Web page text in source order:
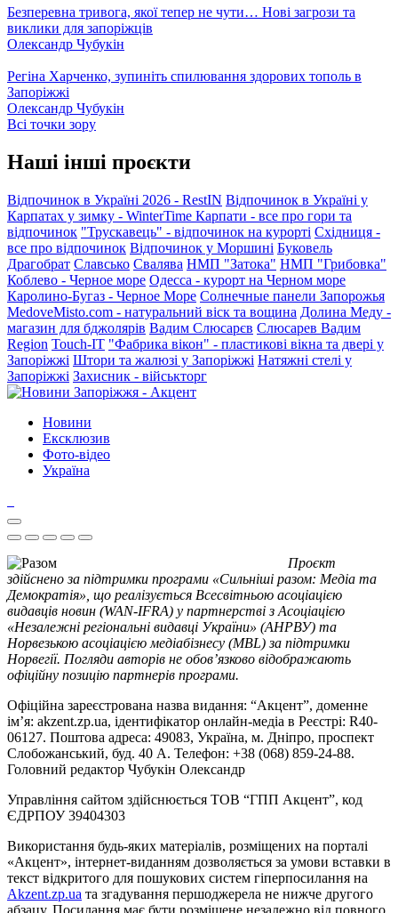
Безперевна тривога, якої тепер не чути… Нові загрози та
виклики для запоріжців
Олександр Чубукін
Регіна Харченко, зупиніть спилювання здорових тополь в
Запоріжжі
Олександр Чубукін
Всі точки зору
Наші інші проєкти
Відпочинок в Україні 2026 - RestIN Відпочинок в Україні у
Карпатах у зимку - WinterTime Карпати - все про гори та
відпочинок "Трускавець" - відпочинок на курорті Східниця -
все про відпочинок Відпочинок у Моршині Буковель
Драгобрат Славсько Свалява НМП "Затока" НМП "Грибовка"
Коблево - Черное море Одесса - курорт на Черном море
Каролино-Бугаз - Черное Море Солнечные панели Запорожья
MedoveMisto.com - натуральний віск та вощина Долина Меду -
магазин для бджолярів Вадим Слюсарєв Слюсарев Вадим
Region Touch-IT "Фабрика вікон" - пластикові вікна та двері у
Запоріжжі Штори та жалюзі у Запоріжжі Натяжні стелі у
Запоріжжі Захисник - військторг
Новини
Ексклюзив
Фото-відео
Україна
Проєкт
здійснено за підтримки програми «Сильніші разом: Медіа та
Демократія», що реалізується Всесвітньою асоціацією
видавців новин (WAN-IFRA) у партнерстві з Асоціацією
«Незалежні регіональні видавці України» (АНРВУ) та
Норвезькою асоціацією медіабізнесу (MBL) за підтримки
Норвегії. Погляди авторів не обов’язково відображають
офіційну позицію партнерів програми.
Офіційна зареєстрована назва видання: “Акцент”, доменне
ім’я: akzent.zp.ua, ідентифікатор онлайн-медіа в Реєстрі: R40-
06127. Поштова адреса: 49083, Україна, м. Дніпро, проспект
Слобожанський, буд. 40 А. Телефон: +38 (068) 859-24-88.
Головний редактор Чубукін Олександр
Управління сайтом здійснюється ТОВ “ГПП Акцент”, код
ЄДРПОУ 39404303
Використання будь-яких матеріалів, розміщених на порталі
«Акцент», інтернет-виданням дозволяється за умови вставки в
текст відкритого для пошукових систем гіперпосилання на
Akzent.zp.ua та згадування першоджерела не нижче другого